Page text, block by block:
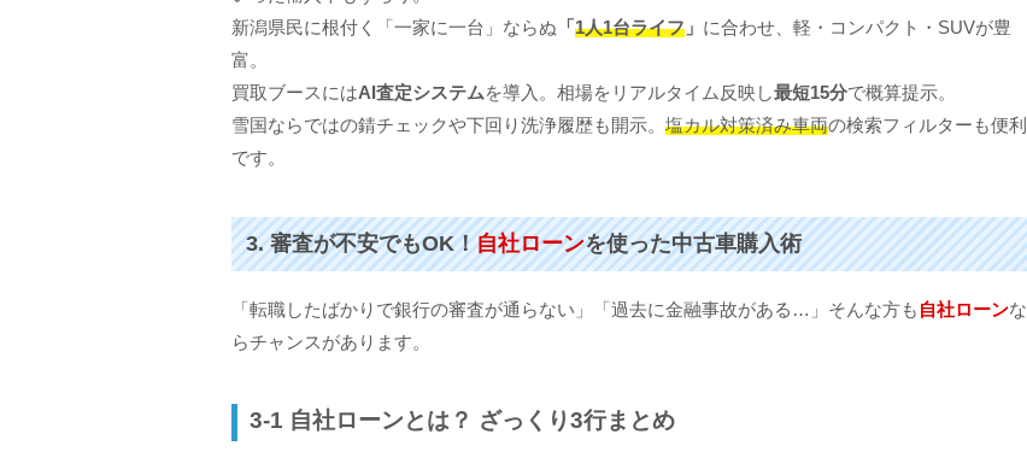
新潟県民に根付く「一家に一台」ならぬ 「1人1台ライフ 」 に合わせ、軽・コンパクト・SUVが豊
富。
買取ブースにはAI査定システムを導入。相場をリアルタイム反映し最短15分で概算提示。
雪国ならではの錆チェックや下回り洗浄履歴も開示。 塩カル対策済み車両の検索フィルターも便利
です。
3. 審査が不安でもOK！自社ローンを使った中古車購入術
「転職したばかりで銀行の審査が通らない」「過去に金融事故がある…」そんな方も 自社ローンな
らチャンスがあります。
3-1 自社ローンとは？ ざっくり3行まとめ